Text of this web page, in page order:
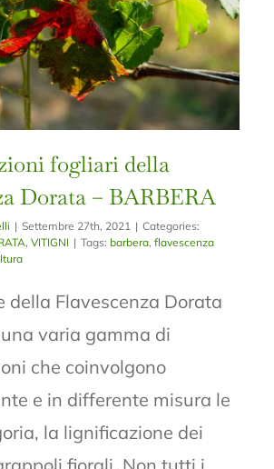
fogliari della
Dorata – BARBERA
| Settembre 27th, 2021 | Categories:
,VITIGNI | Tags: barbera,flavescenza
della Flavescenza Dorata
varia gamma di
che coinvolgono
e in differente misura le
la lignificazione dei